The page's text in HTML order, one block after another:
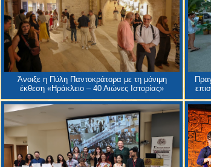
Άνοιξε η Πύλη Παντοκράτορα με τη μόνιμη
έκθεση «Ηράκλειο – 40 Αιώνες Ιστορίας»